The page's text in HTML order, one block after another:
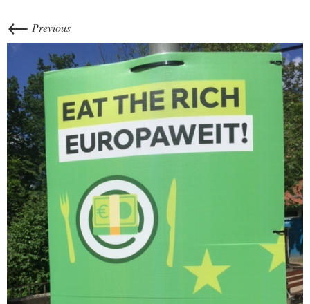
← Previous